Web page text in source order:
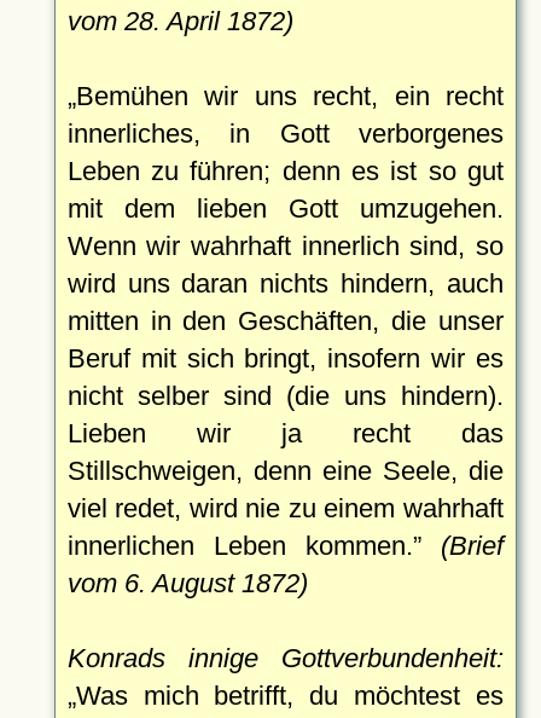
vom 28. April 1872)
Bemühen wir uns recht, ein recht
innerliches, in Gott verborgenes
Leben zu führen; denn es ist so gut
mit dem lieben Gott umzugehen.
Wenn wir wahrhaft innerlich sind, so
wird uns daran nichts hindern, auch
mitten in den Geschäften, die unser
Beruf mit sich bringt, insofern wir es
nicht selber sind (die uns hindern).
Lieben wir ja recht das
Stillschweigen, denn eine Seele, die
viel redet, wird nie zu einem wahrhaft
innerlichen Leben kommen.
(Brief
vom 6. August 1872)
Konrads innige Gottverbundenheit:
Was mich betrifft, du möchtest es